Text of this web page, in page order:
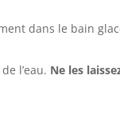
dans le bain
l’eau. Ne les